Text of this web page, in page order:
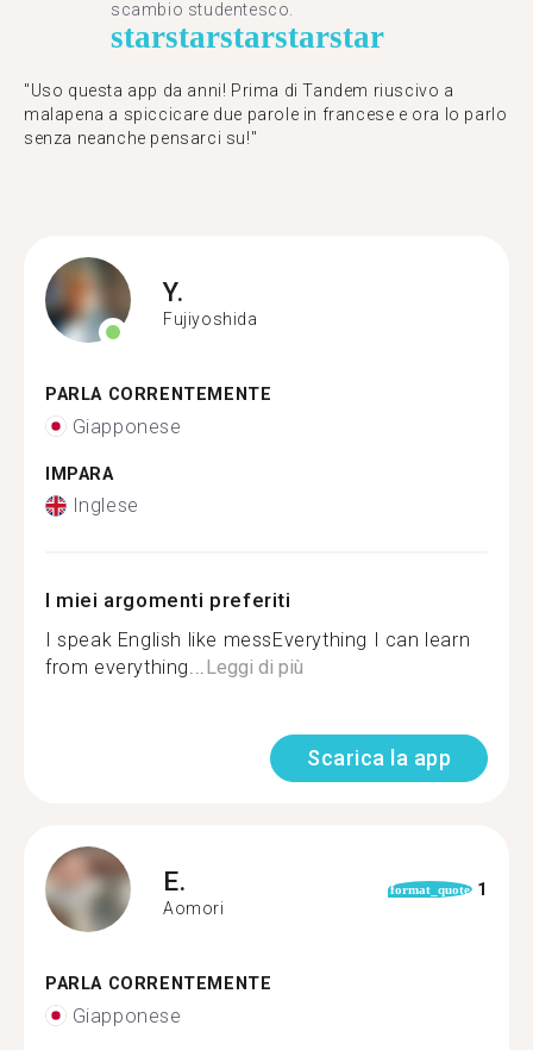
scambio studentesco.
starstarstarstarstar
"Uso questa app da anni! Prima di Tandem riuscivo a
malapena a spiccicare due parole in francese e ora lo parlo
senza neanche pensarci su!"
Y.
Fujiyoshida
PARLA CORRENTEMENTE
Giapponese
IMPARA
Inglese
I miei argomenti preferiti
I speak English like messEverything I can learn
from everything...Leggi di più
Scarica la app
E.
Aomori
format_quote 1
PARLA CORRENTEMENTE
Giapponese